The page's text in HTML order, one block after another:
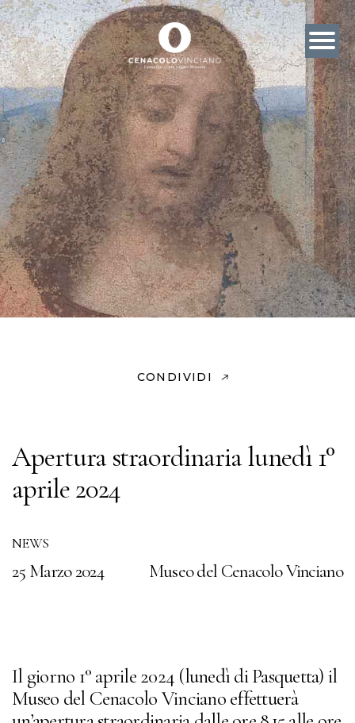
CONDIVIDI
Apertura straordinaria lunedì 1°
aprile 2024
NEWS
25 Marzo 2024 Museo del Cenacolo Vinciano
Il giorno 1° aprile 2024 (lunedì di Pasquetta) il
Museo del Cenacolo Vinciano effettuerà